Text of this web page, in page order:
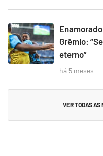
Grêmio:
eterno”
há 5 meses
VER TODAS AS